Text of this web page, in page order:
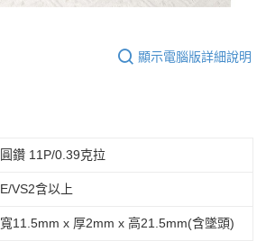
顯示電腦版詳細說明
圓鑽 11P/0.39克拉
E/VS2含以上
寬11.5mm x 厚2mm x 高21.5mm(含墜頭)